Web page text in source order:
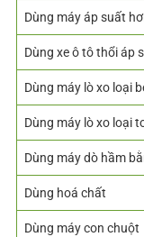
Dùng máy áp suất
Dùng xe ô tô thổi áp
Dùng máy lò xo loại
Dùng máy lò xo loại
Dùng máy dò hầm
Dùng hoá chất
Dùng máy con chuột